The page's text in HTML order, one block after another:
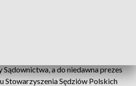
Sądownictwa, a do niedawna prezes
Stowarzyszenia Sędziów Polskich